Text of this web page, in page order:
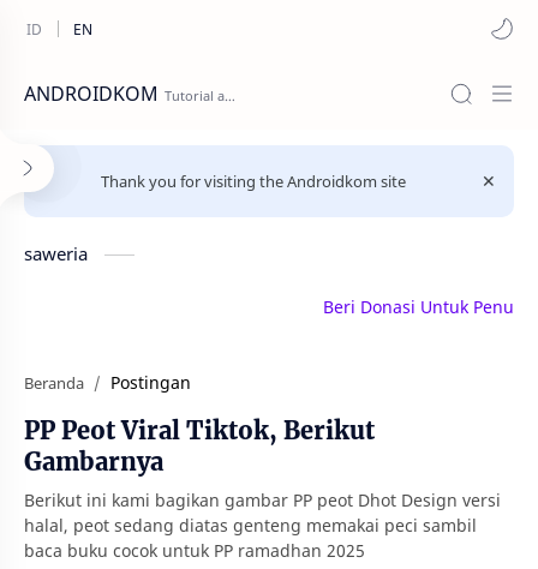
ANDROIDKOM
Thank you for visiting the Androidkom site
saweria
Beri Donasi Untuk Penulis
Beranda Postingan
PP Peot Viral Tiktok, Berikut
Gambarnya
Berikut ini kami bagikan gambar PP peot Dhot Design versi
halal, peot sedang diatas genteng memakai peci sambil
baca buku cocok untuk PP ramadhan 2025